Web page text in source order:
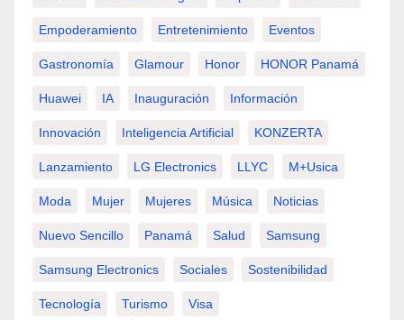
Empoderamiento Entretenimiento Eventos
Gastronomía Glamour Honor HONOR Panamá
Huawei IA Inauguración Información
Innovación Inteligencia Artificial KONZERTA
Lanzamiento LG Electronics LLYC M+usica
Moda Mujer Mujeres Música Noticias
Nuevo Sencillo Panamá Salud Samsung
Samsung Electronics Sociales Sostenibilidad
Tecnología Turismo Visa